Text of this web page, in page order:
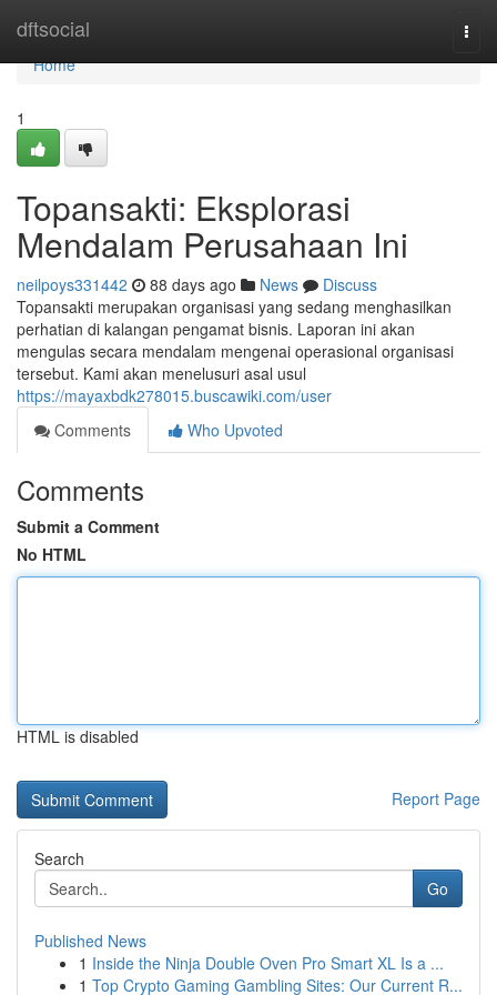
dftsocial
Home
Home
1
Topansakti: Eksplorasi
Mendalam Perusahaan Ini
neilpoys331442 88 days ago News
Discuss
Topansakti merupakan organisasi yang sedang menghasilkan
perhatian di kalangan pengamat bisnis. Laporan ini akan
mengulas secara mendalam mengenai operasional organisasi
tersebut. Kami akan menelusuri asal usul
https://mayaxbdk278015.buscawiki.com/user
Comments
Who Upvoted
Comments
Submit a Comment
No HTML
HTML is disabled
Report Page
Search
Go
Published News
1 Inside the Ninja Double Oven Pro Smart XL Is a ...
1 Top Crypto Gaming Gambling Sites: Our Current R...